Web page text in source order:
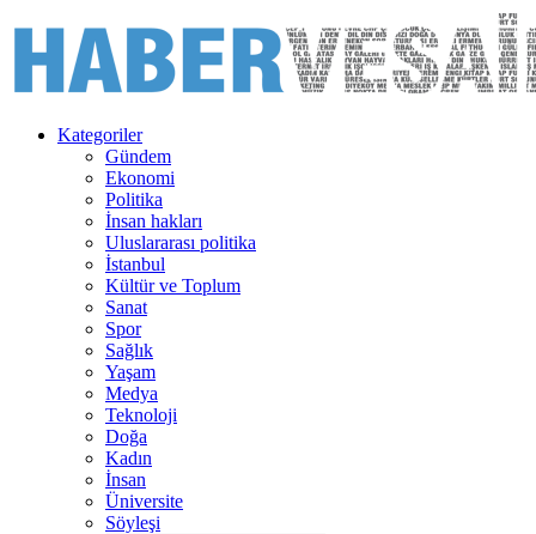
Kategoriler
Gündem
Ekonomi
Politika
İnsan hakları
Uluslararası politika
İstanbul
Kültür ve Toplum
Sanat
Spor
Sağlık
Yaşam
Medya
Teknoloji
Doğa
Kadın
İnsan
Üniversite
Söyleşi